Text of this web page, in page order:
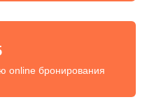
online бронирования